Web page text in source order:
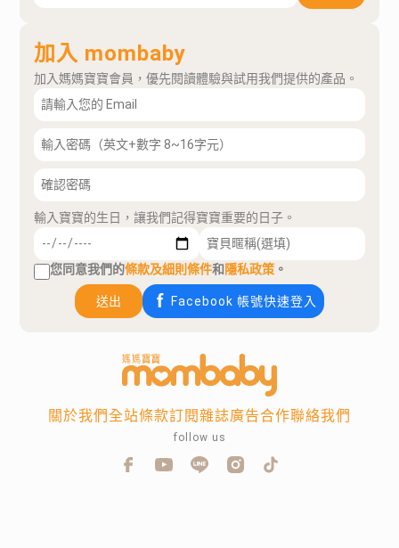
加入 mombaby
加入媽媽寶寶會員，優先閱讀體驗與試用我們提供的產品。
輸入寶寶的生日，讓我們記得寶寶重要的日子。
您同意我們的條款及細則條件和隱私政策 。
送出 Facebook 帳號快速登入
關於我們全站條款訂閱雜誌廣告合作聯絡我們
follow us